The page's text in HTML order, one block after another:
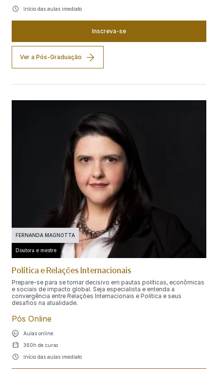
Início das aulas imediato
Inscreva-se
Ver a Pós-Graduação
FERNANDA MAGNOTTA
Doutora e mestre
Política e Relações Internacionais
Prepare-se para se tornar decisivo em pautas políticas, econômicas
e sociais de impacto global. Seja especialista e entenda a
convergência entre Relações Internacionais e Política e seus
desafios na atualidade.
Pós Online
Aulas online
360h de curso
Início das aulas imediato